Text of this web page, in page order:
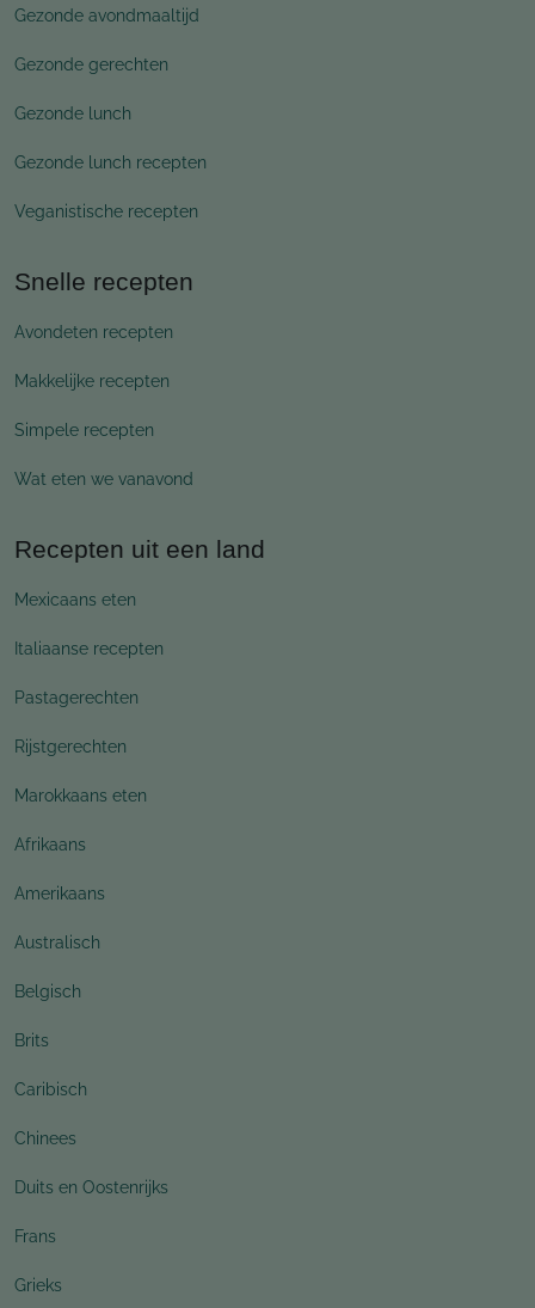
Gezonde avondmaaltijd
Gezonde gerechten
Gezonde lunch
Gezonde lunch recepten
Veganistische recepten
Snelle recepten
Avondeten recepten
Makkelijke recepten
Simpele recepten
Wat eten we vanavond
Recepten uit een land
Mexicaans eten
Italiaanse recepten
Pastagerechten
Rijstgerechten
Marokkaans eten
Afrikaans
Amerikaans
Australisch
Belgisch
Brits
Caribisch
Chinees
Duits en Oostenrijks
Frans
Grieks